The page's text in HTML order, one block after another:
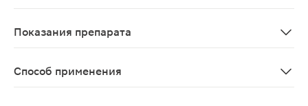
Показания препарата
Способ применения